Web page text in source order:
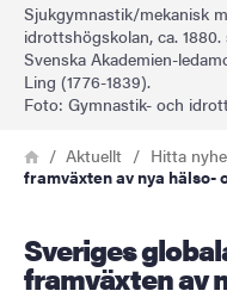
Sjukgymnastik/mekanisk
idrottshögskolan, ca.
Svenska Akademien-
Ling (1776-1839).
Foto: Gymnastik- och
Länkstig
HemAktuellt Hitta
framväxten av nya
Sveriges globala betydelse för
framväxten av